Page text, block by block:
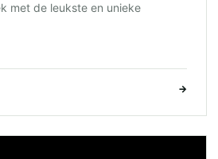
met de leukste en unieke
→